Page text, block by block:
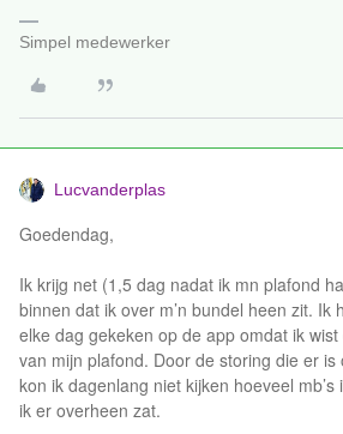
Simpel medewerker
Lucvanderplas
Goedendag,
Ik krijg net (1,5 dag nadat ik mn plafond
binnen dat ik over m’n bundel heen zit. Ik
elke dag gekeken op de app omdat ik
van mijn plafond. Door de storing die er
kon ik dagenlang niet kijken hoeveel
ik er overheen zat.